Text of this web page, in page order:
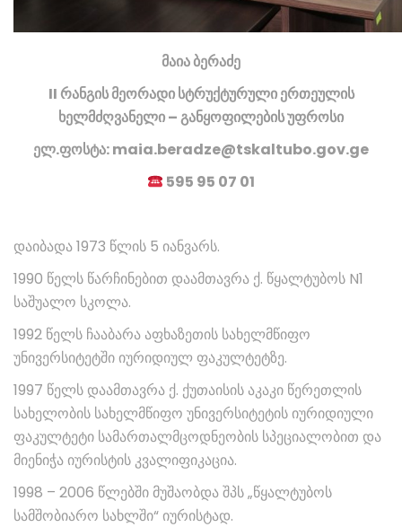
მაია ბერაძე
II რანგის მეორადი სტრუქტურული ერთეულის
ხელმძღვანელი – განყოფილების უფროსი
ელ.ფოსტა: maia.beradze@tskaltubo.gov.ge
595 95 07 01
დაიბადა 1973 წლის 5 იანვარს.
1990 წელს წარჩინებით დაამთავრა ქ. წყალტუბოს N1
საშუალო სკოლა.
1992 წელს ჩააბარა აფხაზეთის სახელმწიფო
უნივერსიტეტში იურიდიულ ფაკულტეტზე.
1997 წელს დაამთავრა ქ. ქუთაისის აკაკი წერეთლის
სახელობის სახელმწიფო უნივერსიტეტის იურიდიული
ფაკულტეტი სამართალმცოდნეობის სპეციალობით და
მიენიჭა იურისტის კვალიფიკაცია.
1998 – 2006 წლებში მუშაობდა შპს „წყალტუბოს
სამშობიარო სახლში“ იურისტად.